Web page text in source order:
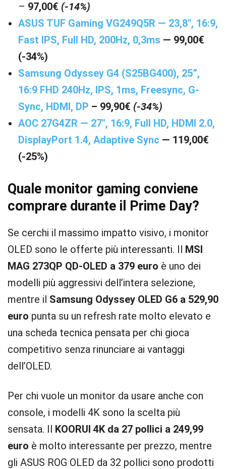
– 97,00€ (-14%)
ASUS TUF Gaming VG249Q5R — 23,8″, 16:9,
Fast IPS, Full HD, 200Hz, 0,3ms — 99,00€
(-34%)
Samsung Odyssey G4 (S25BG400), 25”,
16:9 FHD 240Hz, IPS, 1ms, Freesync, G-
Sync, HDMI, DP – 99,90€ (-34%)
AOC 27G4ZR — 27″, 16:9, Full HD, HDMI 2.0,
DisplayPort 1.4, Adaptive Sync — 119,00€
(-25%)
Quale monitor gaming conviene
comprare durante il Prime Day?
Se cerchi il massimo impatto visivo, i monitor
OLED sono le offerte più interessanti. Il MSI
MAG 273QP QD-OLED a 379 euro è uno dei
modelli più aggressivi dell’intera selezione,
mentre il Samsung Odyssey OLED G6 a 529,90
euro punta su un refresh rate molto elevato e
una scheda tecnica pensata per chi gioca
competitivo senza rinunciare ai vantaggi
dell’OLED.
Per chi vuole un monitor da usare anche con
console, i modelli 4K sono la scelta più
sensata. Il KOORUI 4K da 27 pollici a 249,99
euro è molto interessante per prezzo, mentre
gli ASUS ROG OLED da 32 pollici sono prodotti